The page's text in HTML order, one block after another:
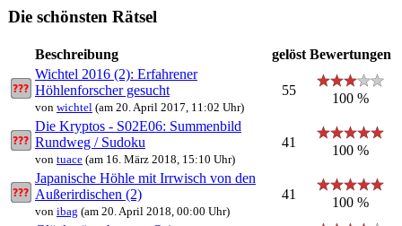
Die schönsten Rätsel
Beschreibung gelöst Bewertungen
Wichtel 2016 (2): Erfahrener
Höhlenforscher gesucht
von wichtel(am 20. April 2017, 11:02 Uhr)
55
100 %
Die Kryptos - S02E06: Summenbild
Rundweg / Sudoku
von tuace(am 16. März 2018, 15:10 Uhr)
41
100 %
Japanische Höhle mit Irrwisch von den
Außerirdischen (2)
von ibag (am 20. April 2018, 00:00 Uhr)
41
100 %